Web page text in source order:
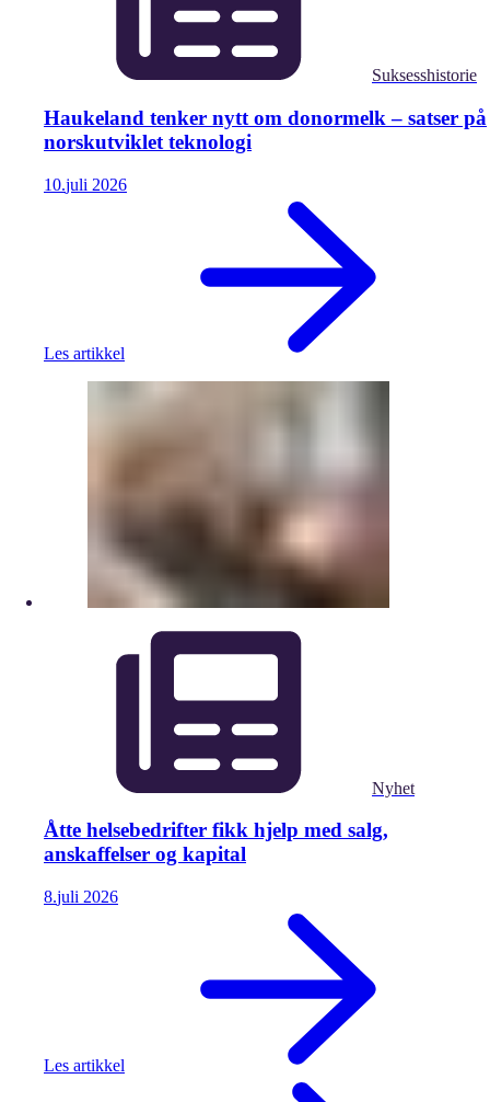
Suksesshistorie
Haukeland tenker nytt om donormelk – satser på
norskutviklet teknologi
10.juli 2026
Les artikkel
Nyhet
Åtte helsebedrifter fikk hjelp med salg,
anskaffelser og kapital
8.juli 2026
Les artikkel